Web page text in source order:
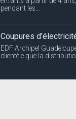
pendant les...
Coupures
EDF Archipel
clientèle que la